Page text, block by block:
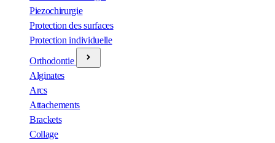
Piezochirurgie
Protection des surfaces
Protection individuelle
Orthodontie
Alginates
Arcs
Attachements
Brackets
Collage